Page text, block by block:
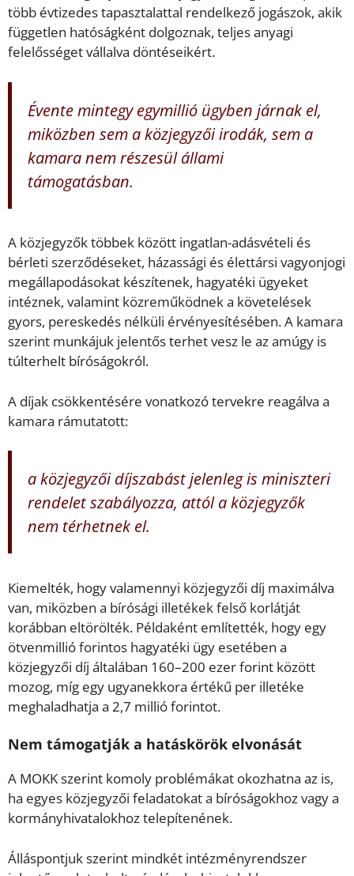
több évtizedes tapasztalattal rendelkező jogászok, akik
független hatóságként dolgoznak, teljes anyagi
felelősséget vállalva döntéseikért.
Évente mintegy egymillió ügyben járnak el,
miközben sem a közjegyzői irodák, sem a
kamara nem részesül állami
támogatásban.
A közjegyzők többek között ingatlan-adásvételi és
bérleti szerződéseket, házassági és élettársi vagyonjogi
megállapodásokat készítenek, hagyatéki ügyeket
intéznek, valamint közreműködnek a követelések
gyors, pereskedés nélküli érvényesítésében. A kamara
szerint munkájuk jelentős terhet vesz le az amúgy is
túlterhelt bíróságokról.
A díjak csökkentésére vonatkozó tervekre reagálva a
kamara rámutatott:
a közjegyzői díjszabást jelenleg is miniszteri
rendelet szabályozza, attól a közjegyzők
nem térhetnek el.
Kiemelték, hogy valamennyi közjegyzői díj maximálva
van, miközben a bírósági illetékek felső korlátját
korábban eltörölték. Példaként említették, hogy egy
ötvenmillió forintos hagyatéki ügy esetében a
közjegyzői díj általában 160–200 ezer forint között
mozog, míg egy ugyanekkora értékű per illetéke
meghaladhatja a 2,7 millió forintot.
Nem támogatják a hatáskörök elvonását
A MOKK szerint komoly problémákat okozhatna az is,
ha egyes közjegyzői feladatokat a bíróságokhoz vagy a
kormányhivatalokhoz telepítenének.
Álláspontjuk szerint mindkét intézményrendszer